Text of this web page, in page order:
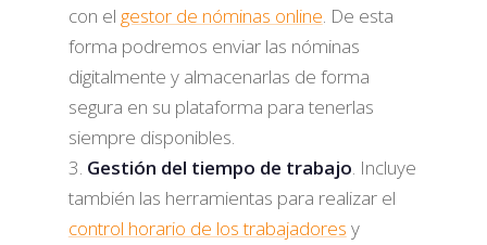
con el gestor de nóminas online. De esta
forma podremos enviar las nóminas
digitalmente y almacenarlas de forma
segura en su plataforma para tenerlas
siempre disponibles.
Gestión del tiempo de trabajo. Incluye
también las herramientas para realizar el
control horario de los trabajadores y